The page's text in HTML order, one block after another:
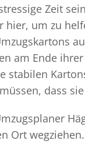
Zeit
um zu
am Ende
stabilen
dass
Ort wegziehen.